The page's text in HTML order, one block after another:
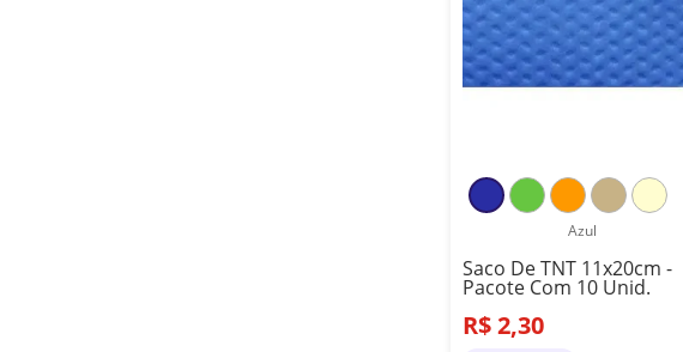
Azul
Saco De TNT 11x20cm -
Pacote Com 10 Unid.
R$2,30